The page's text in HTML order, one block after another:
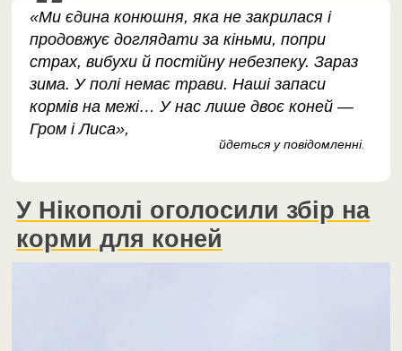
«Ми єдина конюшня, яка не закрилася і
продовжує доглядати за кіньми, попри
страх, вибухи й постійну небезпеку. Зараз
зима. У полі немає трави. Наші запаси
кормів на межі… У нас лише двоє коней —
Гром і Лиса»,
йдеться у повідомленні.
У Нікополі оголосили збір на
корми для коней